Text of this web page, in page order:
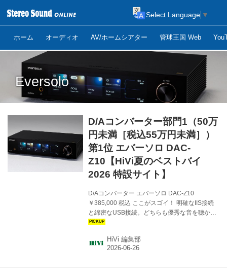
ホーム オーディオ AV/ホームシアター 管球王国 Web
Select Language ▼
Eversolo
D/Aコンバーター部門1（50万
円未満［税込55万円未満］）
第1位 エバーソロ DAC-
Z10【HiVi夏のベストバイ
2026 特設サイト】
D/Aコンバーター エバーソロ DAC-Z10
￥385,000 税込 ここがスゴイ！ 明確なIIS接続
と綿密なUSB接続。どちらも優秀な音を聴かせ
る単体DAC（麻倉） 基板からデジタル領域とア
ー（藤原） 充実電源と凝ったDAC回路を搭載。
ARC端子活用でAV機器との連携も可能（山本）
HiVi 編集部